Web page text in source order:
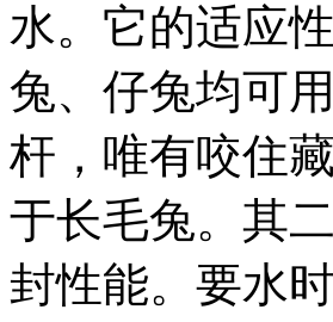
水。它的适应
兔、仔兔均可
杆，唯有咬住
于长毛兔。其
封性能。要水